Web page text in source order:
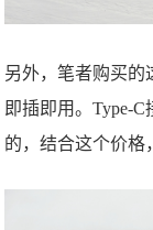
另外，笔者购买的
即插即用。Type-
的，结合这个价格